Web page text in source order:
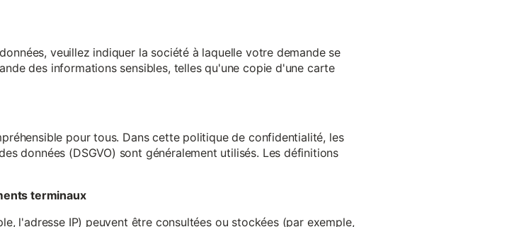
veuillez indiquer la société à laquelle votre demande se
des informations sensibles, telles qu'une copie d'une carte
pour tous. Dans cette politique de confidentialité, les
données (DSGVO) sont généralement utilisés. Les définitions
terminaux
l'adresse IP) peuvent être consultées ou stockées (par exemple,